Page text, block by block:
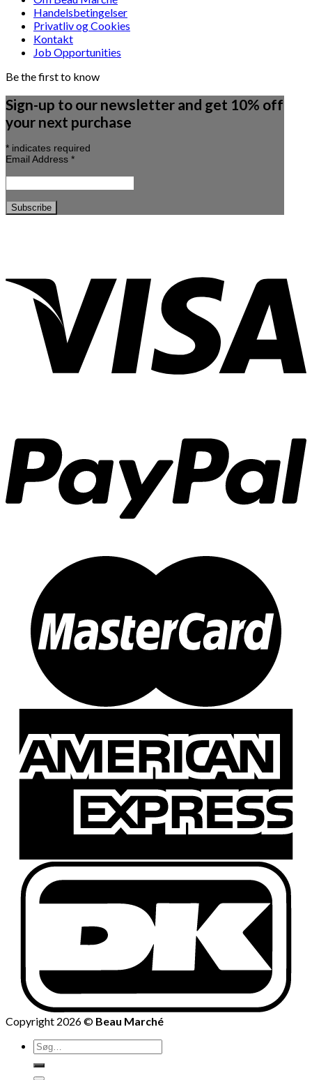
Handelsbetingelser
Privatliv og Cookies
Kontakt
Job Opportunities
Be the first to know
Sign-up to our newsletter and get 10% off
your next purchase
* indicates required
Email Address *
Copyright 2026 © Beau Marché
Søg
efter: